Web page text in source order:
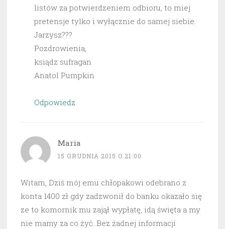
listów za potwierdzeniem odbioru, to miej
pretensje tylko i wyłącznie do samej siebie.
Jarzysz???
Pozdrowienia,
ksiądz sufragan
Anatol Pumpkin
Odpowiedz
Maria
15 GRUDNIA 2015 O 21:00
Witam, Dziś mój emu chłopakowi odebrano z
konta 1400 zł gdy zadzwonił do banku okazało się
ze to komornik mu zajął wypłatę, idą święta a my
nie mamy za co żyć. Bez żadnej informacji